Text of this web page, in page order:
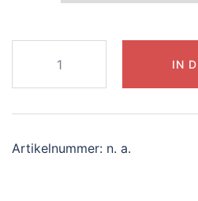
enchanting-
penguin
Menge
IN
Artikelnummer: n. a.